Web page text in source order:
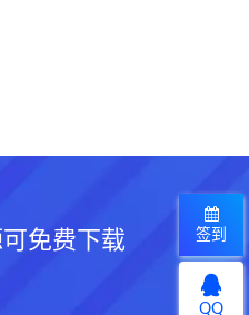
免费下载 签到
QQ